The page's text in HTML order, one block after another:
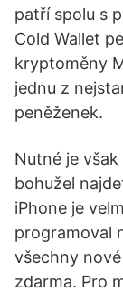
patří spolu s
Cold Wallet
kryptoměny
jednu z
peněženek.
Nutné je
bohužel
iPhone je
programoval
všechny
zdarma. Pro